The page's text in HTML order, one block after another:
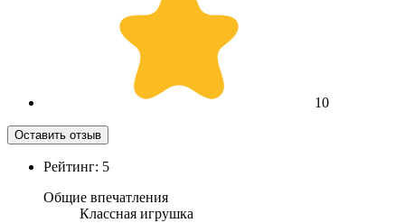
10
Оставить отзыв
Рейтинг: 5
Общие впечатления
Классная игрушка